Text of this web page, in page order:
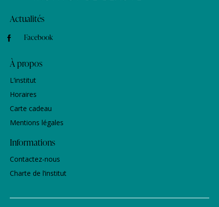
Actualités
Facebook
À propos
L’institut
Horaires
Carte cadeau
Mentions légales
Informations
Contactez-nous
Charte de l’institut